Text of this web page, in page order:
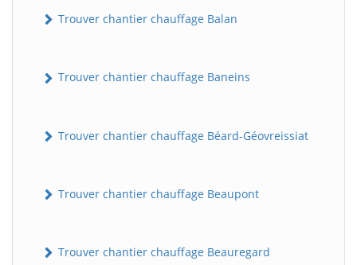
Trouver chantier chauffage Balan
Trouver chantier chauffage Baneins
Trouver chantier chauffage Béard-Géovreissiat
Trouver chantier chauffage Beaupont
Trouver chantier chauffage Beauregard